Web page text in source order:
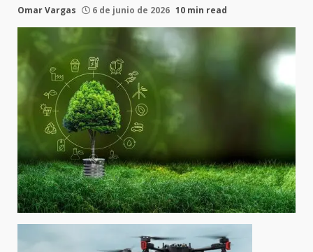
Omar Vargas 6 de junio de 2026 10 min read